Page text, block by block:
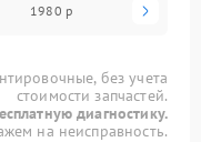
1980 р
без учета
стоимости запчастей.
диагностику.
на неисправность.